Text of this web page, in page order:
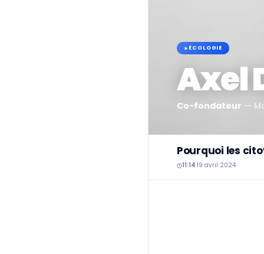
ÉCOLOGIE
Axel
Co-fondateur —
Pourquoi les
11:14·19 avril 2024